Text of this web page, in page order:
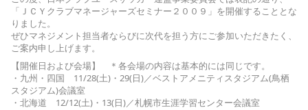
「ＪＣＹクラブマネージャーズセミナー２００９」を開催することとな
りました。
ぜひマネジメント担当者ならびに次代を担う方にご参加いただきたく、
ご案内申し上げます。
【開催日および会場】 ＊各会場の内容は基本的には同じです。
・九州・四国 11/28(土)・29(日)／ベストアメニティスタジアム(鳥栖
スタジアム)会議室
・北海道 12/12(土)・13(日)／札幌市生涯学習センター会議室